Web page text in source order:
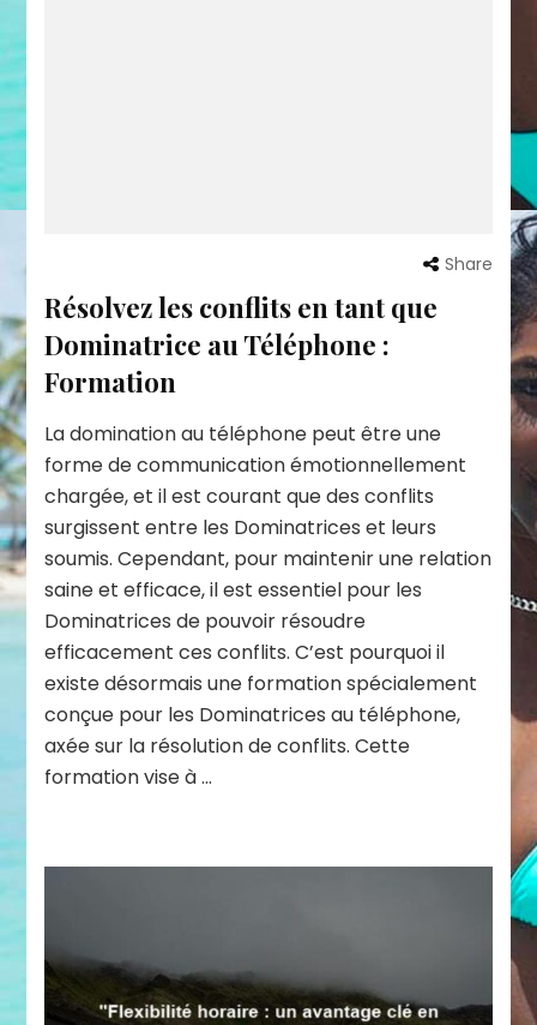
Share
Résolvez les conflits en tant que
Dominatrice au Téléphone :
Formation
La domination au téléphone peut être une
forme de communication émotionnellement
chargée, et il est courant que des conflits
surgissent entre les Dominatrices et leurs
soumis. Cependant, pour maintenir une relation
saine et efficace, il est essentiel pour les
Dominatrices de pouvoir résoudre
efficacement ces conflits. C’est pourquoi il
existe désormais une formation spécialement
conçue pour les Dominatrices au téléphone,
axée sur la résolution de conflits. Cette
formation vise à …